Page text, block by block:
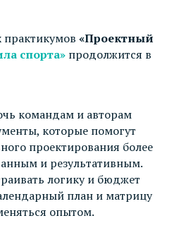
«Проектный
спорта» продолжится в
командам и авторам
которые помогут
проектирования более
и результативным.
логику и бюджет
план и матрицу
опытом.